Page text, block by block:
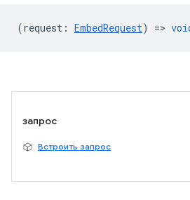
(request : EmbedRequest) =>
запрос
Встроить запрос